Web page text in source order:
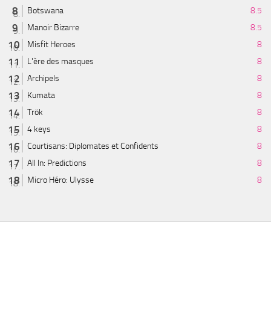
Botswana
8.5
Manoir Bizarre
8.5
Misfit Heroes
8
L'ère des masques
8
Archipels
8
Kumata
8
Trök
8
4 keys
8
Courtisans: Diplomates et Confidents
8
All In: Predictions
8
Micro Héro: Ulysse
8